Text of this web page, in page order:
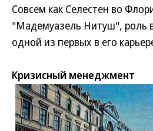
Совсем как Селестен во
"Мадемуазель Нитуш", роль
одной из первых в его
Кризисный менеджмент